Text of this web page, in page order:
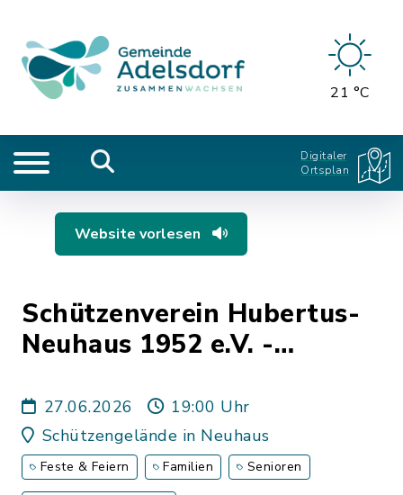
21 °C
Digitaler
Ortsplan
Website vorlesen
Schützenverein Hubertus-
Neuhaus 1952 e.V. -
27.06.2026
19:00 Uhr
Schützengelände in Neuhaus
Feste & Feiern Familien Senioren